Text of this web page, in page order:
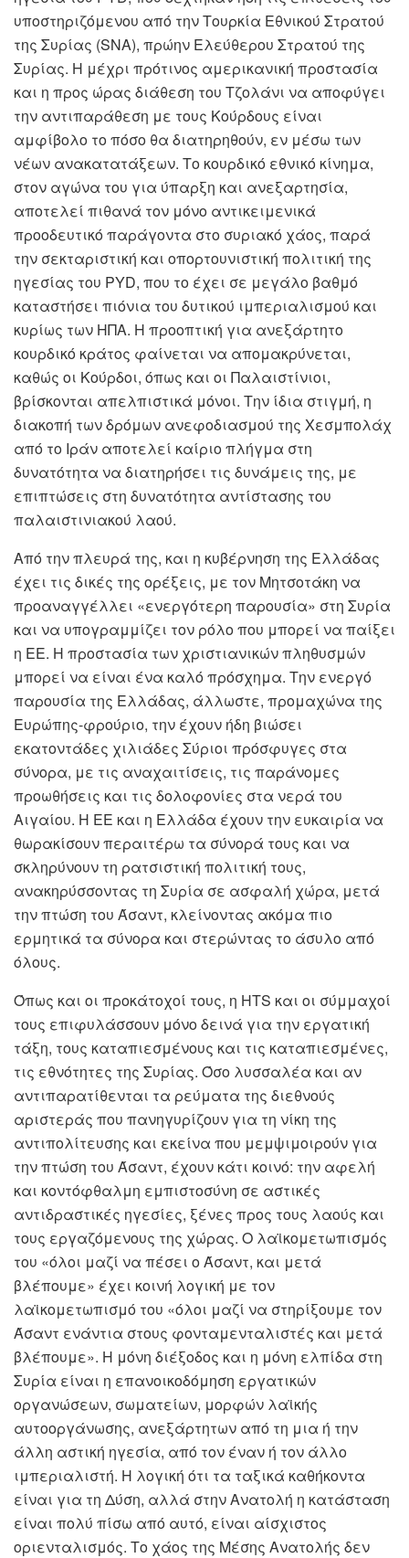
υποστηριζόμενου από την Τουρκία Εθνικού Στρατού
της Συρίας (SNA), πρώην Ελεύθερου Στρατού της
Συρίας. Η μέχρι πρότινος αμερικανική προστασία
και η προς ώρας διάθεση του Τζολάνι να αποφύγει
την αντιπαράθεση με τους Κούρδους είναι
αμφίβολο το πόσο θα διατηρηθούν, εν μέσω των
νέων ανακατατάξεων. Το κουρδικό εθνικό κίνημα,
στον αγώνα του για ύπαρξη και ανεξαρτησία,
αποτελεί πιθανά τον μόνο αντικειμενικά
προοδευτικό παράγοντα στο συριακό χάος, παρά
την σεκταριστική και οπορτουνιστική πολιτική της
ηγεσίας του PYD, που το έχει σε μεγάλο βαθμό
καταστήσει πιόνια του δυτικού ιμπεριαλισμού και
κυρίως των ΗΠΑ. Η προοπτική για ανεξάρτητο
κουρδικό κράτος φαίνεται να απομακρύνεται,
καθώς οι Κούρδοι, όπως και οι Παλαιστίνιοι,
βρίσκονται απελπιστικά μόνοι. Την ίδια στιγμή, η
διακοπή των δρόμων ανεφοδιασμού της Χεσμπολάχ
από το Ιράν αποτελεί καίριο πλήγμα στη
δυνατότητα να διατηρήσει τις δυνάμεις της, με
επιπτώσεις στη δυνατότητα αντίστασης του
παλαιστινιακού λαού.
Από την πλευρά της, και η κυβέρνηση της Ελλάδας
έχει τις δικές της ορέξεις, με τον Μητσοτάκη να
προαναγγέλλει «ενεργότερη παρουσία» στη Συρία
και να υπογραμμίζει τον ρόλο που μπορεί να παίξει
η ΕΕ. Η προστασία των χριστιανικών πληθυσμών
μπορεί να είναι ένα καλό πρόσχημα. Την ενεργό
παρουσία της Ελλάδας, άλλωστε, προμαχώνα της
Ευρώπης-φρούριο, την έχουν ήδη βιώσει
εκατοντάδες χιλιάδες Σύριοι πρόσφυγες στα
σύνορα, με τις αναχαιτίσεις, τις παράνομες
προωθήσεις και τις δολοφονίες στα νερά του
Αιγαίου. Η ΕΕ και η Ελλάδα έχουν την ευκαιρία να
θωρακίσουν περαιτέρω τα σύνορά τους και να
σκληρύνουν τη ρατσιστική πολιτική τους,
ανακηρύσσοντας τη Συρία σε ασφαλή χώρα, μετά
την πτώση του Άσαντ, κλείνοντας ακόμα πιο
ερμητικά τα σύνορα και στερώντας το άσυλο από
όλους.
Όπως και οι προκάτοχοί τους, η HTS και οι σύμμαχοί
τους επιφυλάσσουν μόνο δεινά για την εργατική
τάξη, τους καταπιεσμένους και τις καταπιεσμένες,
τις εθνότητες της Συρίας. Όσο λυσσαλέα και αν
αντιπαρατίθενται τα ρεύματα της διεθνούς
αριστεράς που πανηγυρίζουν για τη νίκη της
αντιπολίτευσης και εκείνα που μεμψιμοιρούν για
την πτώση του Άσαντ, έχουν κάτι κοινό: την αφελή
και κοντόφθαλμη εμπιστοσύνη σε αστικές
αντιδραστικές ηγεσίες, ξένες προς τους λαούς και
τους εργαζόμενους της χώρας. Ο λαϊκομετωπισμός
του «όλοι μαζί να πέσει ο Άσαντ, και μετά
βλέπουμε» έχει κοινή λογική με τον
λαϊκομετωπισμό του «όλοι μαζί να στηρίξουμε τον
Άσαντ ενάντια στους φονταμενταλιστές και μετά
βλέπουμε». Η μόνη διέξοδος και η μόνη ελπίδα στη
Συρία είναι η επανοικοδόμηση εργατικών
οργανώσεων, σωματείων, μορφών λαϊκής
αυτοοργάνωσης, ανεξάρτητων από τη μια ή την
άλλη αστική ηγεσία, από τον έναν ή τον άλλο
ιμπεριαλιστή. Η λογική ότι τα ταξικά καθήκοντα
είναι για τη Δύση, αλλά στην Ανατολή η κατάσταση
είναι πολύ πίσω από αυτό, είναι αίσχιστος
οριενταλισμός. Το χάος της Μέσης Ανατολής δεν